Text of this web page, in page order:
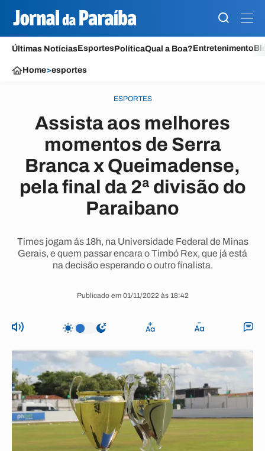
Últimas NotíciasEsportesPolíticaQual a Boa?Entretenimento
Home>esportes
ESPORTES
Assista aos melhores
momentos de Serra
Branca x Queimadense,
pela final da 2ª divisão do
Paraibano
Times jogam ás 18h, na Universidade Federal de Minas
Gerais, e quem passar encara o Timbó Rex, que já está
na decisão esperando o outro finalista.
Publicado em 01/11/2022 às 18:42